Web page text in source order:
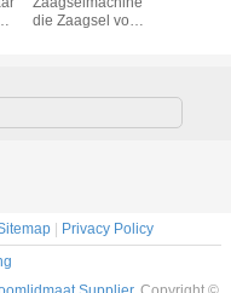
die Zaagsel voor
maken
|
Privacy Policy